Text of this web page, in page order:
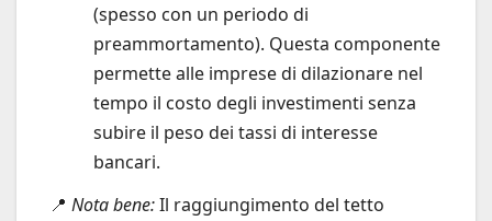
(spesso con un periodo di
preammortamento). Questa componente
permette alle imprese di dilazionare nel
tempo il costo degli investimenti senza
subire il peso dei tassi di interesse
bancari.
📍 Nota bene:Il raggiungimento del tetto